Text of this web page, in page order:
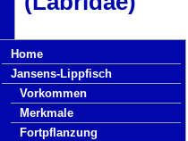
Home
Jansens-Lippfisch
Vorkommen
Merkmale
Fortpflanzung